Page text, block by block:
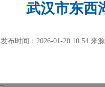
武汉市东西
发布时间：2026-01-20 10:54 来